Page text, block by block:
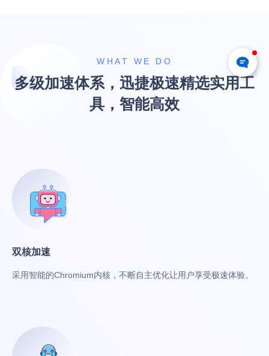
WHAT WE DO
多级加速体系，迅捷极速精选实用工
具，智能高效
双核加速
采用智能的Chromium内核，不断自主优化让用户享受极速体验。